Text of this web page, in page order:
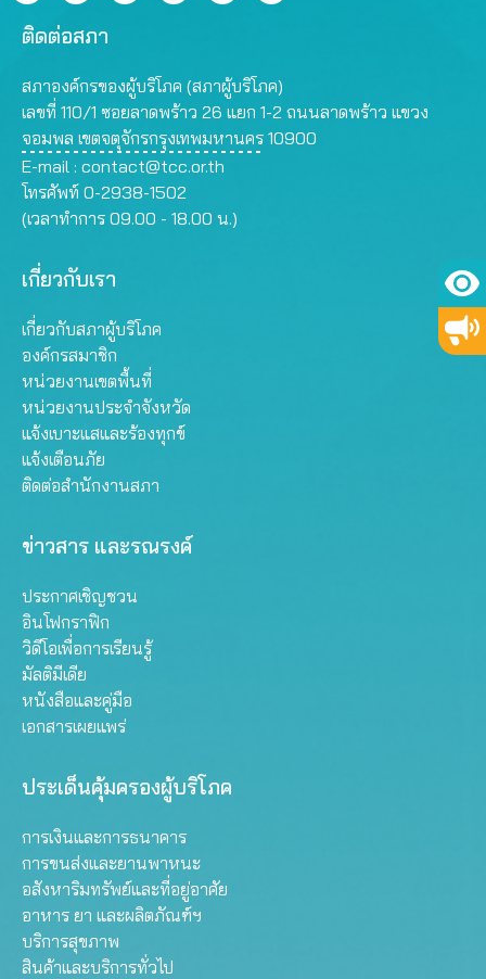
ติดต่อสภา
สภาองค์กรของผู้บริโภค (สภาผู้บริโภค)
เลขที่ 110/1 ซอยลาดพร้าว 26 แยก 1-2 ถนนลาดพร้าว แขวง
จอมพล เขตจตุจักรกรุงเทพมหานคร 10900
E-mail : contact@tcc.or.th
โทรศัพท์ 0-2938-1502
(เวลาทำการ 09.00 - 18.00 น.)
เกี่ยวกับเรา
เกี่ยวกับสภาผู้บริโภค
องค์กรสมาชิก
หน่วยงานเขตพื้นที่
หน่วยงานประจำจังหวัด
แจ้งเบาะแสและร้องทุกข์
แจ้งเตือนภัย
ติดต่อสำนักงานสภา
ข่าวสาร และรณรงค์
ประกาศเชิญชวน
อินโฟกราฟิก
วิดีโอเพื่อการเรียนรู้
มัลติมีเดีย
หนังสือและคู่มือ
เอกสารเผยแพร่
ประเด็นคุ้มครองผู้บริโภค
การเงินและการธนาคาร
การขนส่งและยานพาหนะ
อสังหาริมทรัพย์และที่อยู่อาศัย
อาหาร ยา และผลิตภัณฑ์ฯ
บริการสุขภาพ
สินค้าและบริการทั่วไป